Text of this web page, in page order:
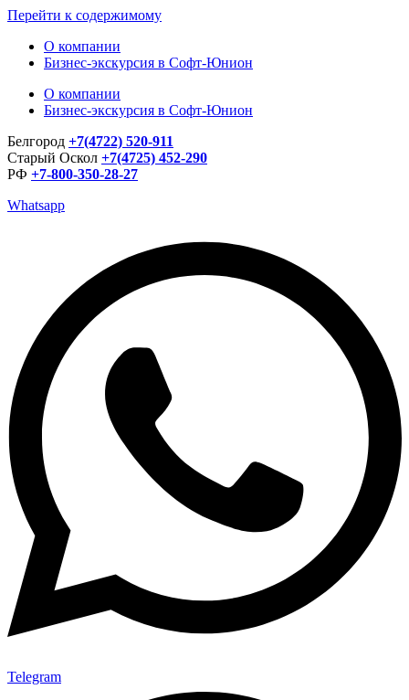
Перейти к содержимому
О компании
Бизнес-экскурсия в Софт-Юнион
О компании
Бизнес-экскурсия в Софт-Юнион
Белгород +7(4722) 520-911
Старый Оскол +7(4725) 452-290
РФ +7-800-350-28-27
Whatsapp
Telegram